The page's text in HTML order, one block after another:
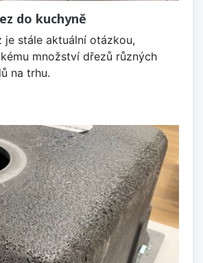
do kuchyně
stále aktuální otázkou,
množství dřezů různých
na trhu.